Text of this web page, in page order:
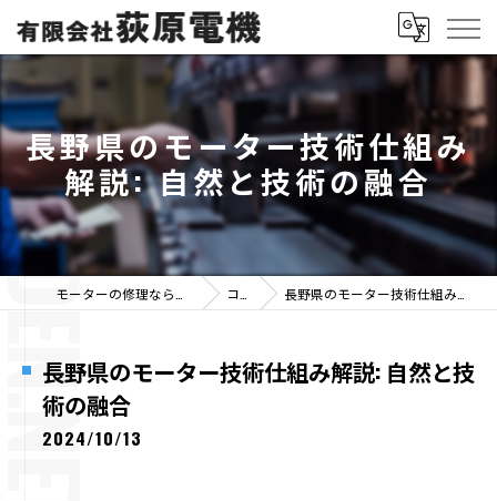
長野県のモーター技術仕組み
解説: 自然と技術の融合
コラム 長野県のモーター技術仕組み解説: 自然と技術の融合
長野県のモーター技術仕組み解説: 自然と技
術の融合
2024/10/13